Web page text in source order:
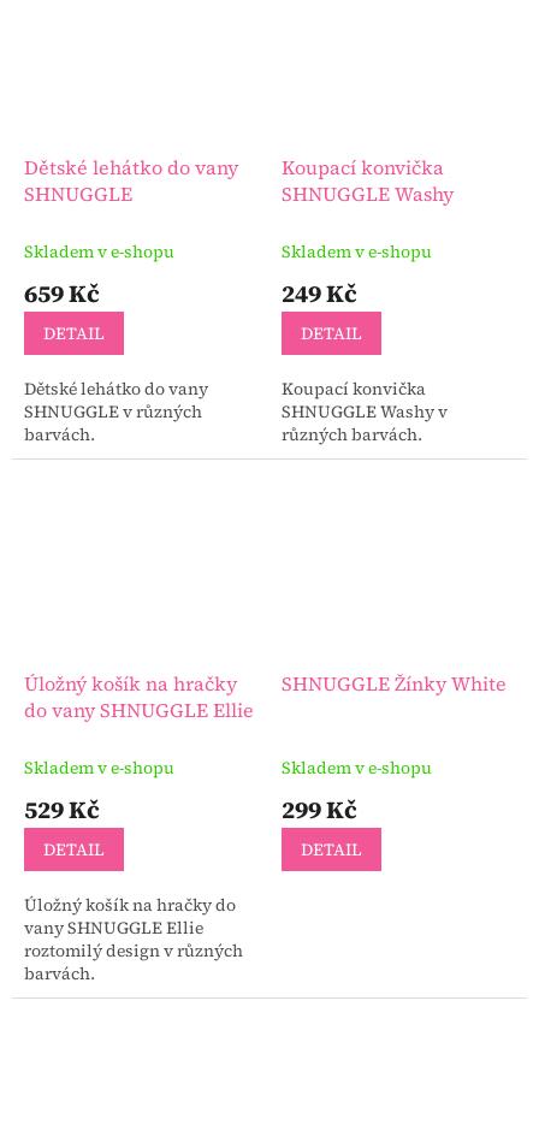
Dětské lehátko do vany
SHNUGGLE
Skladem v e-shopu
659 Kč
DETAIL
Dětské lehátko do vany
SHNUGGLE v různých
barvách.
Koupací konvička
SHNUGGLE Washy
Skladem v e-shopu
249 Kč
DETAIL
Koupací konvička
SHNUGGLE Washy v
různých barvách.
Úložný košík na hračky
do vany SHNUGGLE Ellie
Skladem v e-shopu
529 Kč
DETAIL
Úložný košík na hračky do
vany SHNUGGLE Ellie
roztomilý design v různých
barvách.
SHNUGGLE Žínky White
Skladem v e-shopu
299 Kč
DETAIL